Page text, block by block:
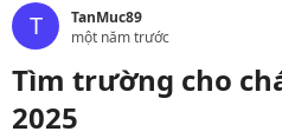
T
TanMuc89
một năm trước
Tìm trường cho
2025